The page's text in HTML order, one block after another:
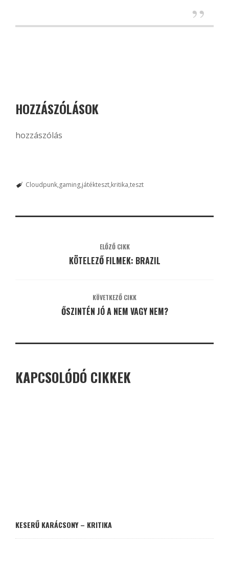
HOZZÁSZÓLÁSOK
hozzászólás
Cloudpunk gaming játékteszt kritika teszt
ELŐZŐ CIKK
KÖTELEZŐ FILMEK: BRAZIL
KÖVETKEZŐ CIKK
ŐSZINTÉN JÓ A NEM VAGY NEM?
KAPCSOLÓDÓ CIKKEK
KESERŰ KARÁCSONY – KRITIKA